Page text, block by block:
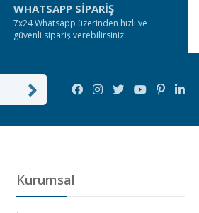
WHATSAPP SİPARİŞ
7x24 Whatsapp üzerinden hızlı ve
güvenli sipariş verebilirsiniz
Kurumsal